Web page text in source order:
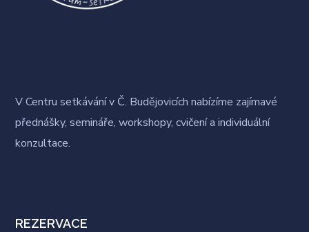
V Centru setkávání v Č. Budějovicích nabízíme zajímavé
přednášky, semináře, workshopy, cvičení a individuální
konzultace.
REZERVACE